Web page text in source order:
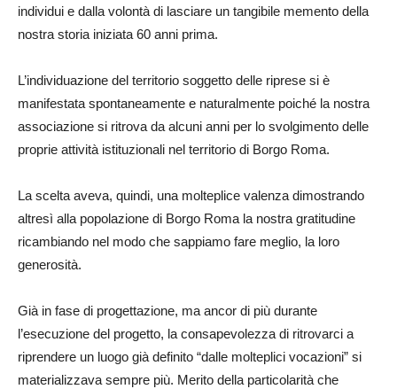
individui e dalla volontà di lasciare un tangibile memento della
nostra storia iniziata 60 anni prima.
L’individuazione del territorio soggetto delle riprese si è
manifestata spontaneamente e naturalmente poiché la nostra
associazione si ritrova da alcuni anni per lo svolgimento delle
proprie attività istituzionali nel territorio di Borgo Roma.
La scelta aveva, quindi, una molteplice valenza dimostrando
altresì alla popolazione di Borgo Roma la nostra gratitudine
ricambiando nel modo che sappiamo fare meglio, la loro
generosità.
Già in fase di progettazione, ma ancor di più durante
l’esecuzione del progetto, la consapevolezza di ritrovarci a
riprendere un luogo già definito “dalle molteplici vocazioni” si
materializzava sempre più. Merito della particolarità che